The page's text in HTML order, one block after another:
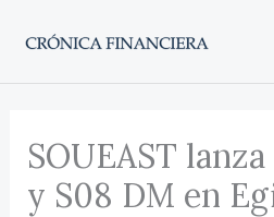
SOUEAST
y S08 DM en